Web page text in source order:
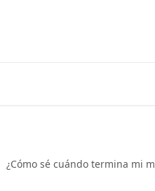
¿Cómo sé cuándo termina mi